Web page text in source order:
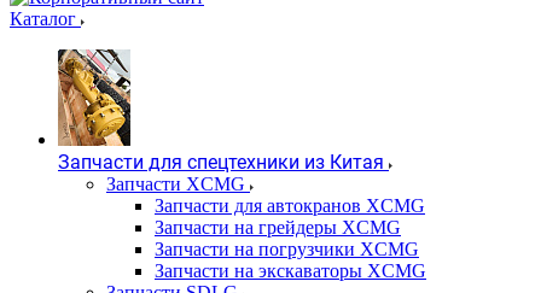
Каталог
Запчасти для спецтехники из Китая
Запчасти XCMG
Запчасти для автокранов XCMG
Запчасти на грейдеры XCMG
Запчасти на погрузчики XCMG
Запчасти на экскаваторы XCMG